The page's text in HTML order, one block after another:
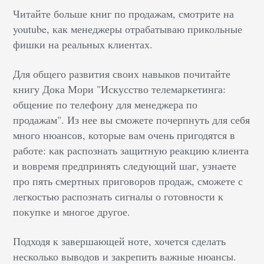
Читайте больше книг по продажам, смотрите на
youtube, как менеджеры отрабатываю прикольные
фишки на реальных клиентах.
Для общего развития своих навыков почитайте
книгу Дока Мори "Искусство телемаркетинга:
общение по телефону для менеджера по
продажам". Из нее вы сможете почерпнуть для себя
много нюансов, которые вам очень пригодятся в
работе: как распознать защитную реакцию клиента
и вовремя предпринять следующий шаг, узнаете
про пять смертных приговоров продаж, сможете с
легкостью распознать сигналы о готовности к
покупке и многое другое.
Подходя к завершающей ноте, хочется сделать
несколько выводов и закрепить важные нюансы.